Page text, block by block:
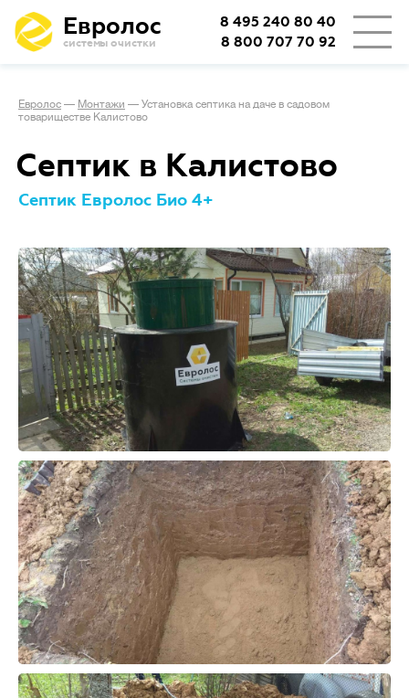
Евролос
системы очистки
8 495 240 80 40
8 800 707 70 92
Евролос — Монтажи — Установка септика на даче в садовом
товариществе Калистово
Септик в Калистово
Септик Евролос Био 4+